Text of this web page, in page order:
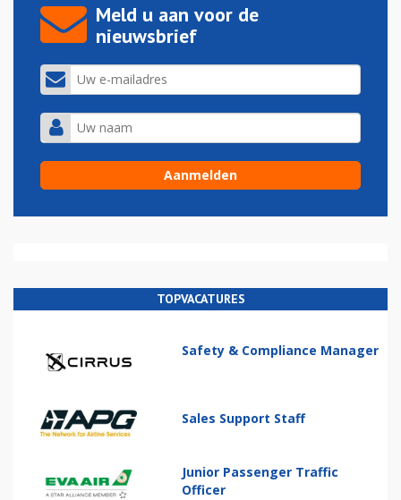
Meld u aan voor de
nieuwsbrief
TOPVACATURES
Safety & Compliance Manager
Sales Support Staff
Junior Passenger Traffic
Officer